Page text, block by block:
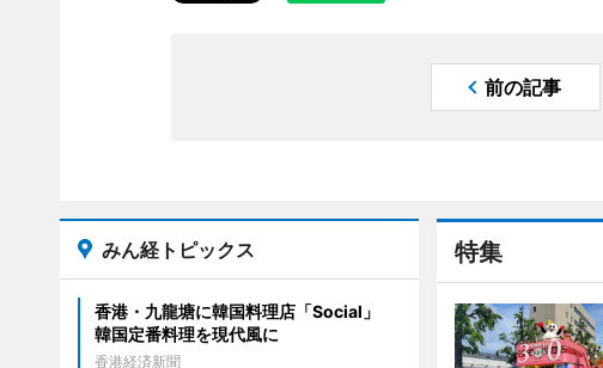
前の記事
特集
みん経トピックス
香港・九龍塘に韓国料理店「Social」
韓国定番料理を現代風に
香港経済新聞